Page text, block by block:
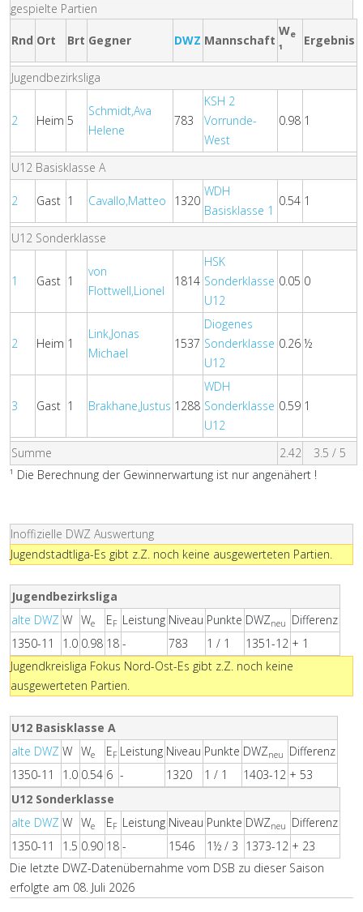
gespielte Partien
Rnd Ort Brt Gegner DWZ Mannschaft
We
¹
Ergebnis
Jugendbezirksliga
2 Heim 5
Schmidt,Ava
Helene
783
KSH 2
Vorrunde-
West
0.98 1
U12 Basisklasse A
2 Gast 1 Cavallo,Matteo 1320
WDH
Basisklasse 1
0.54 1
U12 Sonderklasse
1 Gast 1
von
Flottwell,Lionel
1814
HSK
Sonderklasse
U12
0.05 0
2 Heim 1
Link,Jonas
Michael
1537
Diogenes
Sonderklasse
U12
0.26 ½
3 Gast 1 Brakhane,Justus 1288
WDH
Sonderklasse
U12
0.59 1
Summe 2.42
3.5 / 5
¹ Die Berechnung der Gewinnerwartung ist nur angenähert !
Inoffizielle DWZ Auswertung
Jugendstadtliga-Es gibt z.Z. noch keine ausgewerteten Partien.
Jugendbezirksliga
alte DWZ W We EF Leistung Niveau Punkte DWZneu
Differenz
1350-11
1.0 0.98 18 - 783 1 / 1 1351-12 + 1
Jugendkreisliga Fokus Nord-Ost-Es gibt z.Z. noch keine
ausgewerteten Partien.
U12 Basisklasse A
alte DWZ W We EF Leistung Niveau Punkte DWZneu
Differenz
1350-11
1.0 0.54 6 - 1320 1 / 1 1403-12 + 53
U12 Sonderklasse
alte DWZ W We EF Leistung Niveau Punkte DWZneu
Differenz
1350-11
1.5 0.90 18 - 1546 1½ / 3 1373-12 + 23
Die letzte DWZ-Datenübernahme vom DSB zu dieser Saison
erfolgte am 08. Juli 2026